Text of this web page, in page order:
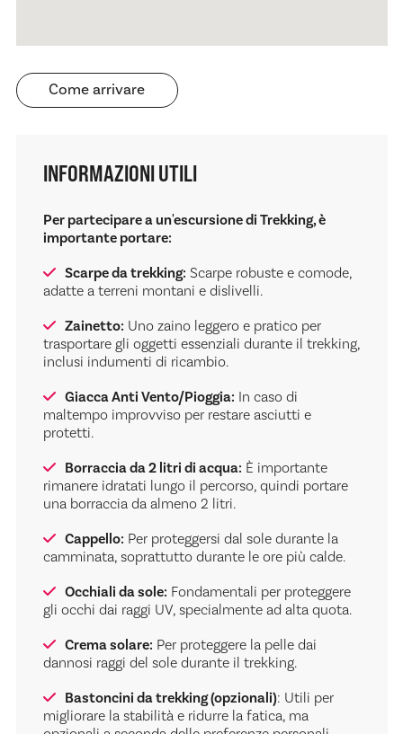
Come arrivare
INFORMAZIONI UTILI
Per partecipare a un'escursione di Trekking, è
importante portare:
Scarpe da trekking: Scarpe robuste e comode,
adatte a terreni montani e dislivelli.
Zainetto: Uno zaino leggero e pratico per
trasportare gli oggetti essenziali durante il trekking,
inclusi indumenti di ricambio.
Giacca Anti Vento/Pioggia: In caso di
maltempo improvviso per restare asciutti e
protetti.
Borraccia da 2 litri di acqua: È importante
rimanere idratati lungo il percorso, quindi portare
una borraccia da almeno 2 litri.
Cappello: Per proteggersi dal sole durante la
camminata, soprattutto durante le ore più calde.
Occhiali da sole: Fondamentali per proteggere
gli occhi dai raggi UV, specialmente ad alta quota.
Crema solare: Per proteggere la pelle dai
dannosi raggi del sole durante il trekking.
Bastoncini da trekking (opzionali): Utili per
migliorare la stabilità e ridurre la fatica, ma